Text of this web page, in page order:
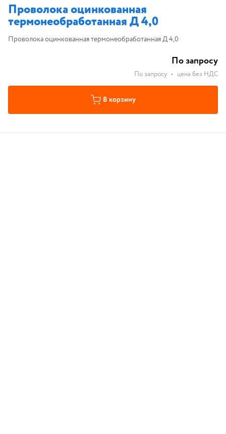
Проволока оцинкованная
термонеобработанная Д 4,0
Проволока оцинкованная термонеобработанная Д 4,0
По запросу
По запросу • цена без НДС
В корзину